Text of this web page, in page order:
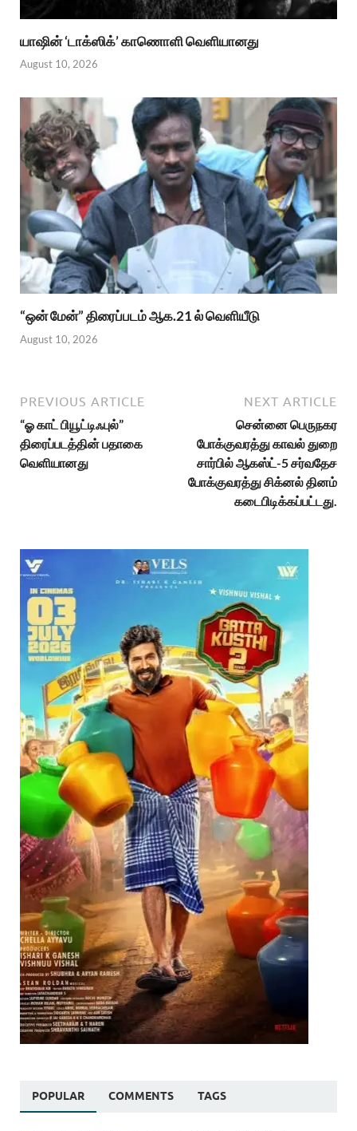
யாஷின் ‘டாக்ஸிக்’ காணொளி வெளியானது
August 10, 2026
“ஒன் மேன்” திரைப்படம் ஆக.21 ல் வெளியீடு
August 10, 2026
PREVIOUS ARTICLE
“ஓ காட் பியூட்டிஃபுல்”
திரைப்படத்தின் பதாகை
வெளியானது
NEXT ARTICLE
சென்னை பெருநகர
போக்குவரத்து காவல் துறை
சார்பில் ஆகஸ்ட்-5 சர்வதேச
போக்குவரத்து சிக்னல் தினம்
கடைபிடிக்கப்பட்டது.
POPULAR COMMENTS TAGS